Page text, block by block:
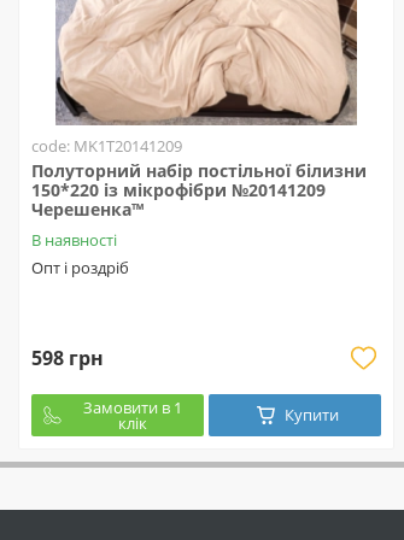
code: MK1T20141209
Полуторний набір постільної білизни
150*220 із мікрофібри №20141209
Черешенка™
В наявності
Опт і роздріб
598 грн
Замовити в 1
клік Купити